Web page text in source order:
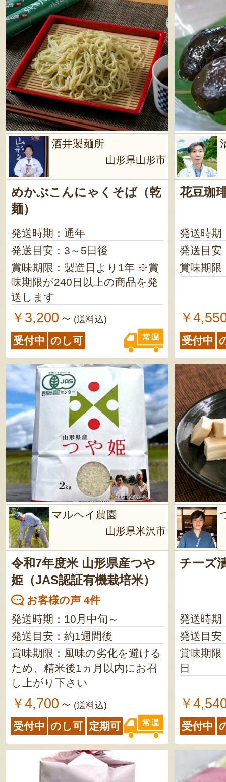
酒井製麺所
山形県山形市
めかぶこんにゃくそば（乾
麺）
発送時期：通年
発送目安：3～5日後
賞味期限：製造日より1年 ※賞
味期限が240日以上の商品を発
送します
￥3,200 ～ (送料込)
受付中 のし可
花豆珈
発送時期
発送目安
賞味期限
￥
受付中
マルヘイ農園
山形県米沢市
令和7年度米 山形県産つや
姫（JAS認証有機栽培米）
お客様の声 4件
発送時期：10月中旬～
発送目安：約1週間後
賞味期限：風味の劣化を避ける
ため、精米後1ヵ月以内にお召
し上がり下さい
￥4,700 ～ (送料込)
受付中 のし可 定期可
チーズ
発送時期
発送目安
賞味期限
日
￥
受付中